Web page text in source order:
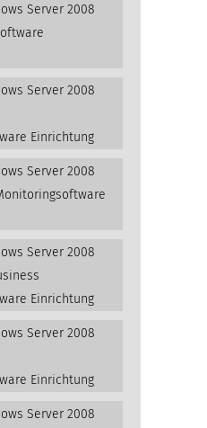
Server 2008
Server 2008
Einrichtung
Server 2008
Server 2008
Einrichtung
Server 2008
Einrichtung
Server 2008